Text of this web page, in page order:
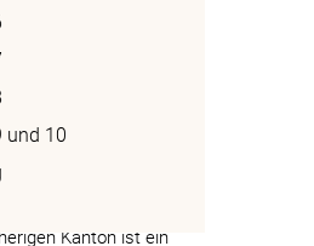
und 10
insbesondere
und Filialen
an welchem die
des Arbeitgebenden
einem Kantonswechsel
dem Folgemonat mit
Kanton
Kanton ist ein